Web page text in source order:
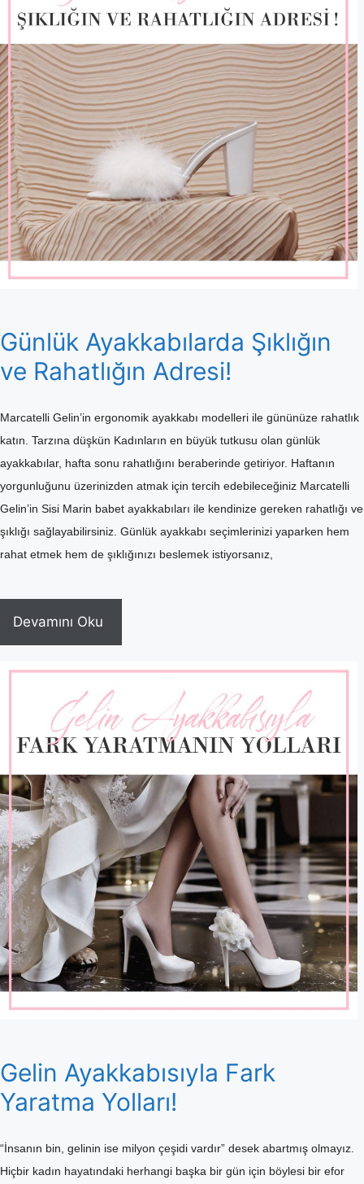
Günlük Ayakkabılarda Şıklığın
ve Rahatlığın Adresi!
Marcatelli Gelin’in ergonomik ayakkabı modelleri ile gününüze rahatlık
katın. Tarzına düşkün Kadınların en büyük tutkusu olan günlük
ayakkabılar, hafta sonu rahatlığını beraberinde getiriyor. Haftanın
yorgunluğunu üzerinizden atmak için tercih edebileceğiniz Marcatelli
Gelin’in Sisi Marin babet ayakkabıları ile kendinize gereken rahatlığı ve
şıklığı sağlayabilirsiniz. Günlük ayakkabı seçimlerinizi yaparken hem
rahat etmek hem de şıklığınızı beslemek istiyorsanız,
Devamını Oku
Gelin Ayakkabısıyla Fark
Yaratma Yolları!
“İnsanın bin, gelinin ise milyon çeşidi vardır” desek abartmış olmayız.
Hiçbir kadın hayatındaki herhangi başka bir gün için böylesi bir efor